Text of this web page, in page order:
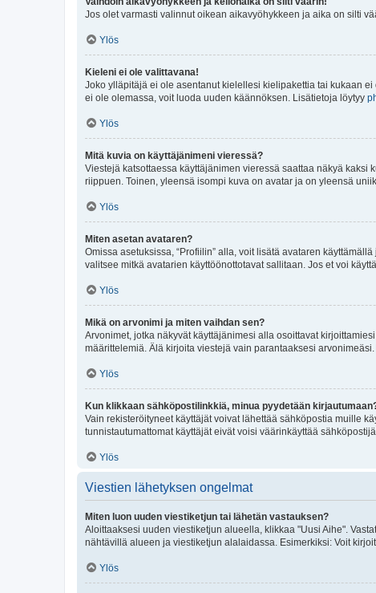
Jos olet varmasti valinnut oikean aikavyöhykkeen ja aika on silti
Ylös
Kieleni ei ole valittavana!
Joko ylläpitäjä ei ole asentanut kielellesi kielipakettia tai kukaan
ei ole olemassa, voit luoda uuden käännöksen. Lisätietoja löytyy
Ylös
Mitä kuvia on käyttäjänimeni vieressä?
Viestejä katsottaessa käyttäjänimen vieressä saattaa näkyä
riippuen. Toinen, yleensä isompi kuva on avatar ja on yleensä
Ylös
Miten asetan avataren?
Omissa asetuksissa, “Profiilin” alla, voit lisätä avataren
valitsee mitkä avatarien käyttöönottotavat sallitaan. Jos et voi
Ylös
Mikä on arvonimi ja miten vaihdan sen?
Arvonimet, jotka näkyvät käyttäjänimesi alla osoittavat
määrittelemiä. Älä kirjoita viestejä vain parantaaksesi
Ylös
Kun klikkaan sähköpostilinkkiä, minua pyydetään
Vain rekisteröityneet käyttäjät voivat lähettää sähköpostia muille
tunnistautumattomat käyttäjät eivät voisi väärinkäyttää
Ylös
Viestien lähetyksen ongelmat
Miten luon uuden viestiketjun tai lähetän vastauksen?
Aloittaaksesi uuden viestiketjun alueella, klikkaa "Uusi Aihe".
nähtävillä alueen ja viestiketjun alalaidassa. Esimerkiksi: Voit
Ylös